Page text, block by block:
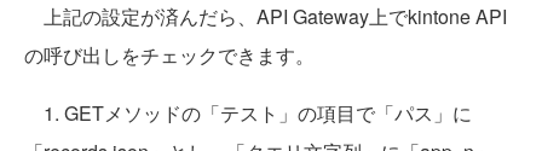
上記の設定が済んだら、API Gateway上でkintone API
の呼び出しをチェックできます。
1. GETメソッドの「テスト」の項目で「パス」に